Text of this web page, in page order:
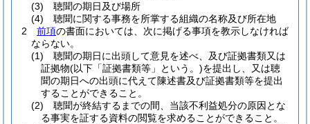
(3)
聴聞の期日及び場所
(4)
聴聞に関する事務を所掌する組織の名称及び所在地
2
前項の書面においては、次に掲げる事項を教示しなければ
ならない。
(1)
聴聞の期日に出頭して意見を述べ、及び証拠書類又は
証拠物(以下「証拠書類等」という。)を提出し、又は聴
聞の期日への出頭に代えて陳述書及び証拠書類等を提出
することができること。
(2)
聴聞が終結するまでの間、当該不利益処分の原因とな
る事実を証する資料の閲覧を求めることができること。